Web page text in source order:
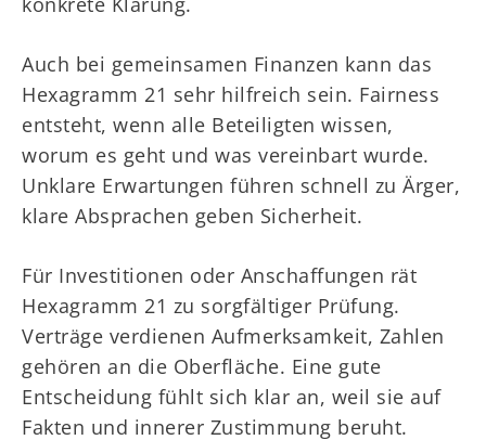
Auch bei gemeinsamen Finanzen kann das
Hexagramm 21 sehr hilfreich sein. Fairness
entsteht, wenn alle Beteiligten wissen,
worum es geht und was vereinbart wurde.
Unklare Erwartungen führen schnell zu Ärger,
klare Absprachen geben Sicherheit.
Für Investitionen oder Anschaffungen rät
Hexagramm 21 zu sorgfältiger Prüfung.
Verträge verdienen Aufmerksamkeit, Zahlen
gehören an die Oberfläche. Eine gute
Entscheidung fühlt sich klar an, weil sie auf
Fakten und innerer Zustimmung beruht.